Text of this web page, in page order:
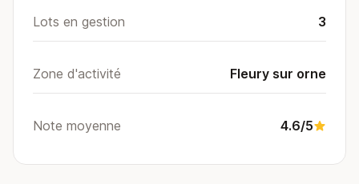
Lots en gestion 3
Zone d'activité Fleury sur orne
Note moyenne 4.6/5